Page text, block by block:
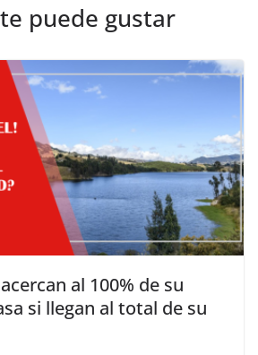
puede gustar
al 100% de su
si llegan al total de su